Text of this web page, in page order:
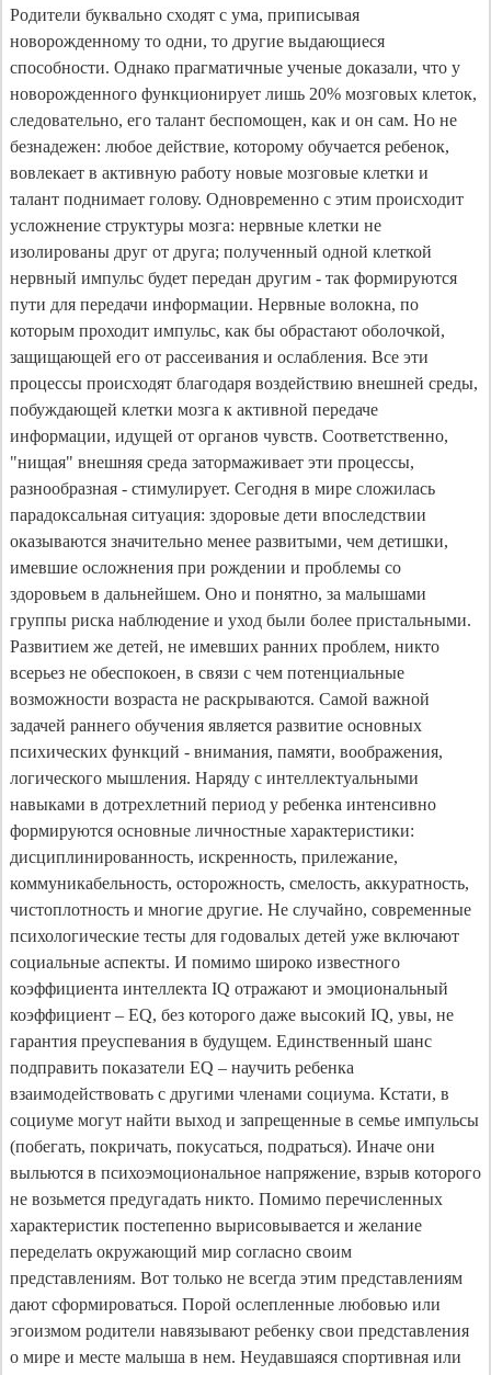
Родители буквально сходят с ума, приписывая
новорожденному то одни, то другие выдающиеся
способности. Однако прагматичные ученые доказали, что у
новорожденного функционирует лишь 20% мозговых клеток,
следовательно, его талант беспомощен, как и он сам. Но не
безнадежен: любое действие, которому обучается ребенок,
вовлекает в активную работу новые мозговые клетки и
талант поднимает голову. Одновременно с этим происходит
усложнение структуры мозга: нервные клетки не
изолированы друг от друга; полученный одной клеткой
нервный импульс будет передан другим - так формируются
пути для передачи информации. Нервные волокна, по
которым проходит импульс, как бы обрастают оболочкой,
защищающей его от рассеивания и ослабления. Все эти
процессы происходят благодаря воздействию внешней среды,
побуждающей клетки мозга к активной передаче
информации, идущей от органов чувств. Соответственно,
"нищая" внешняя среда затормаживает эти процессы,
разнообразная - стимулирует. Сегодня в мире сложилась
парадоксальная ситуация: здоровые дети впоследствии
оказываются значительно менее развитыми, чем детишки,
имевшие осложнения при рождении и проблемы со
здоровьем в дальнейшем. Оно и понятно, за малышами
группы риска наблюдение и уход были более пристальными.
Развитием же детей, не имевших ранних проблем, никто
всерьез не обеспокоен, в связи с чем потенциальные
возможности возраста не раскрываются. Самой важной
задачей раннего обучения является развитие основных
психических функций - внимания, памяти, воображения,
логического мышления. Наряду с интеллектуальными
навыками в дотрехлетний период у ребенка интенсивно
формируются основные личностные характеристики:
дисциплинированность, искренность, прилежание,
коммуникабельность, осторожность, смелость, аккуратность,
чистоплотность и многие другие. Не случайно, современные
психологические тесты для годовалых детей уже включают
социальные аспекты. И помимо широко известного
коэффициента интеллекта IQ отражают и эмоциональный
коэффициент – EQ, без которого даже высокий IQ, увы, не
гарантия преуспевания в будущем. Единственный шанс
подправить показатели EQ – научить ребенка
взаимодействовать с другими членами социума. Кстати, в
социуме могут найти выход и запрещенные в семье импульсы
(побегать, покричать, покусаться, подраться). Иначе они
выльются в психоэмоциональное напряжение, взрыв которого
не возьмется предугадать никто. Помимо перечисленных
характеристик постепенно вырисовывается и желание
переделать окружающий мир согласно своим
представлениям. Вот только не всегда этим представлениям
дают сформироваться. Порой ослепленные любовью или
эгоизмом родители навязывают ребенку свои представления
о мире и месте малыша в нем. Неудавшаяся спортивная или